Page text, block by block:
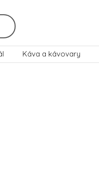
Káva a kávovary